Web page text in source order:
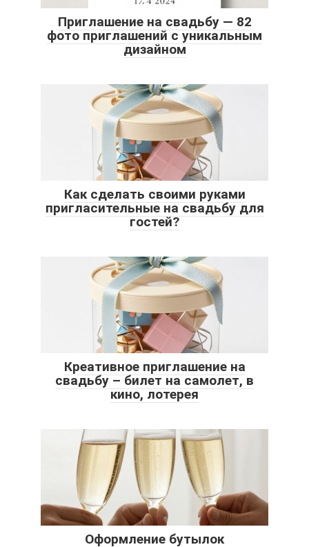
Приглашение на свадьбу — 82
фото приглашений с уникальным
дизайном
Как сделать своими руками
пригласительные на свадьбу для
гостей?
Креативное приглашение на
свадьбу – билет на самолет, в
кино, лотерея
Оформление бутылок